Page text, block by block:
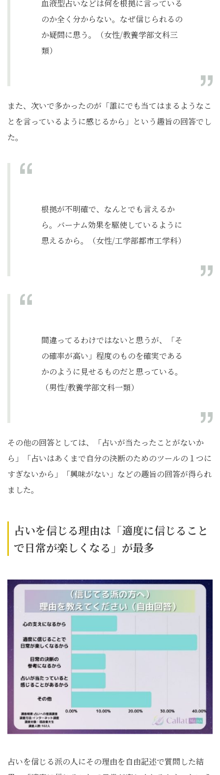
血液型占いなどは何を根拠に言っている
のか全く分からない。なぜ信じられるの
か疑問に思う。（女性/教養学部文科三
類）
また、次いで多かったのが「誰にでも当てはまるようなこ
とを言っているように感じるから」という趣旨の回答でし
た。
根拠が不明確で、なんとでも言えるか
ら。バーナム効果を駆使しているように
思えるから。（女性/工学部都市工学科）
間違ってるわけではないと思うが、「そ
の確率が高い」程度のものを確実である
かのように見せるものだと思っている。
（男性/教養学部文科一類）
その他の回答としては、「占いが当たったことがないか
ら」「占いはあくまで自分の決断のためのツールの１つに
すぎないから」「興味がない」などの趣旨の回答が得られ
ました。
占いを信じる理由は「適度に信じること
で日常が楽しくなる」が最多
占いを信じる派の人にその理由を自由記述で質問した結